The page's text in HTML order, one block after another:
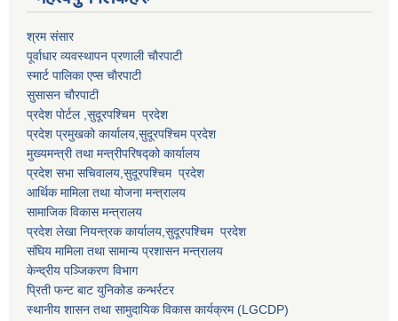
श्रम संसार
पूर्वाधार व्यवस्थापन प्रणाली चाैरपाटी
स्मार्ट पालिका एप्स चाैरपाटी
सुसासन चाैरपाटी
प्रदेश पोर्टल ,सुदूरपश्चिम प्रदेश
प्रदेश प्रमुखको कार्यालय,सुदूरपश्चिमप्रदेश
मुख्यमन्त्री तथा मन्त्रीपरिषद्को कार्यालय
प्रदेश सभा सचिवालय,सुदूरपश्चिम प्रदेश
आर्थिक मामिला तथा योजना मन्त्रालय
सामाजिक विकास मन्त्रालय
प्रदेश लेखा नियन्त्रक कार्यालय,सुदूरपश्चिम प्रदेश
संघिय मामिला तथा सामान्य प्रशासन मन्त्रालय
केन्द्रीय पञ्जिकरण विभाग
प्रिती फन्ट बाट युनिकोड कन्भर्रटर
स्थानीय शासन तथा सामुदायिक विकास कार्यक्रम (LGCDP)